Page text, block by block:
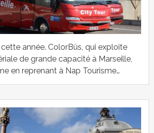
année. ColorBüs, qui exploite
de grande capacité à Marseille,
en reprenant à Nap Tourisme…